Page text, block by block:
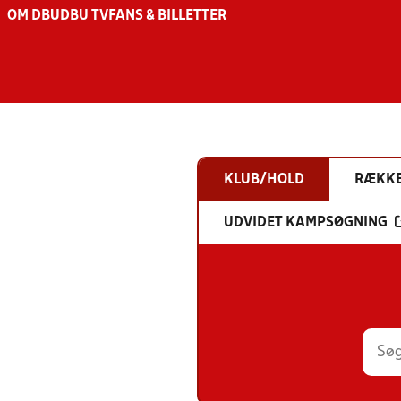
OM DBU DBU TV FANS & BILLETTER
KLUB/HOLD
UDVIDET KAMPSØGNING